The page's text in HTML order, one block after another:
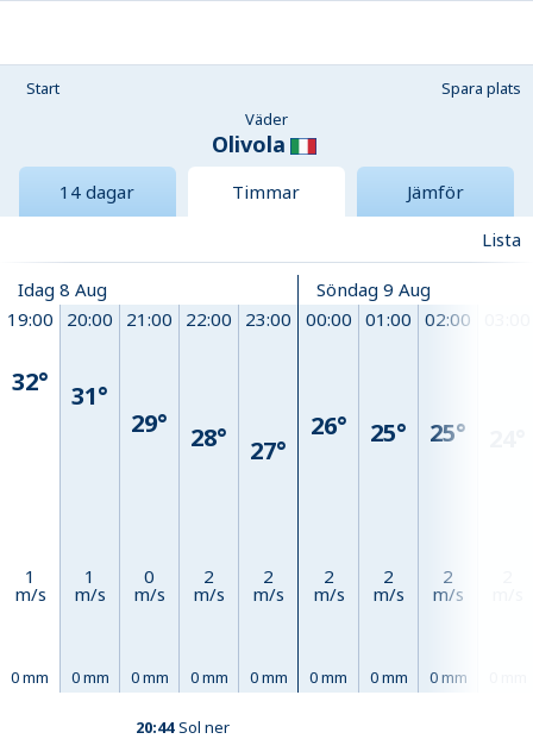
Start
Spara plats
Väder
Olivola
14 dagar Timmar
Jämför
Lista
Idag 8 Aug
19:00
32°
1
m/s
0 mm
20:00
31°
1
m/s
0 mm
21:00
29°
0
m/s
0 mm
22:00
28°
2
m/s
0 mm
23:00
27°
2
m/s
0 mm
Söndag 9 Aug
00:00
26°
2
m/s
0 mm
01:00
25°
2
m/s
0 mm
02:00
25°
2
m/s
0 mm
20:44 Sol ner